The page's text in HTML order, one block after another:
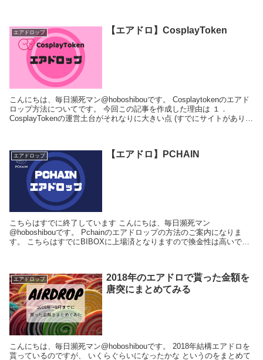
エアドロップ 【エアドロ】CosplayToken
こんにちは、毎日瀕死マン@hoboshibouです。 Cosplaytokenのエアド
ロップ方法についてです。 今回この記事を作成した理由は １．
CosplayTokenの運営土台がそれなりに大きい点 (すでにサイトがあり、
エアドロップ 【エアドロ】PCHAIN
こちらはすでに終了しています こんにちは、毎日瀕死マン
@hoboshibouです。 Pchainのエアドロップの方法のご案内になりま
す。 こちらはすでにBIBOXに上場済となりますので換金性は高いで
エアドロップ
2018年のエアドロで貰った金額を
唐突にまとめてみる
こんにちは、毎日瀕死マン@hoboshibouです。 2018年結構エアドロを
貰っているのですが、 いくらぐらいになったかな というのをまとめて